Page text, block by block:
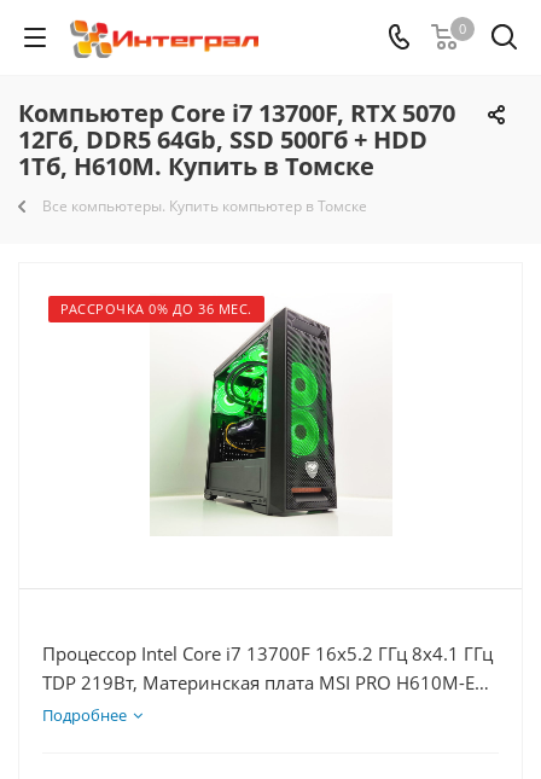
0
Компьютер Core i7 13700F, RTX 5070
12Гб, DDR5 64Gb, SSD 500Гб + HDD
1Тб, H610M. Купить в Томске
Все компьютеры. Купить компьютер в Томске
РАССРОЧКА 0% ДО 36 МЕС.
Процессор Intel Core i7 13700F 16x5.2 ГГц 8x4.1 ГГц
TDP 219Вт, Материнская плата MSI PRO H610M-E
D5, Видеокарта RTX 5070 12Гб, Память
Подробнее